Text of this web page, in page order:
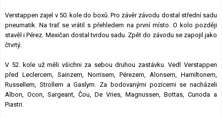
Verstappen zajel v 50. kole do boxů. Pro závěr závodu dostal střední sadu
pneumatik. Na trať se vrátil s přehledem na první místo. O kolo později
stavěl i Pérez. Mexičan dostal tvrdou sadu. Zpět do závodu se zapojil jako
čtvrtý.
V 52. kole už měli všichni za sebou druhou zastávku. Vedl Verstappen
před Leclercem, Sainzem, Norrisem, Pérezem, Alonsem, Hamiltonem,
Russellem, Strollem a Gaslym. Za bodovanými pozicemi se nacházeli
Albon, Ocon, Sargeant, Čou, De Vries, Magnussen, Bottas, Cunoda a
Piastri.